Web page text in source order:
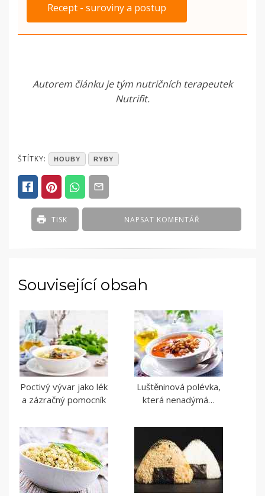
Recept - suroviny a postup
Autorem článku je tým nutričních terapeutek
Nutrifit.
POSTED
ČLÁNKY
ŠTÍTKY: HOUBY RYBY
NAPSAT KOMENTÁŘ
TISK
Související obsah
Poctivý vývar jako lék
a zázračný pomocník
Luštěninová polévka,
která nenadýmá…